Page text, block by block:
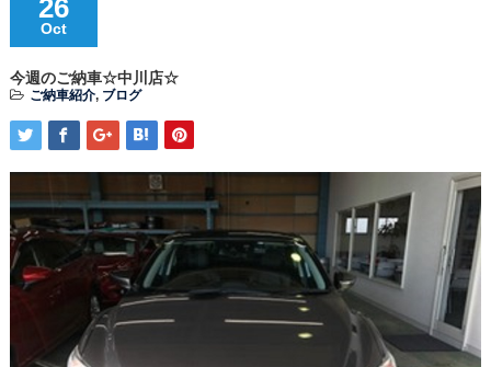
26
Oct
今週のご納車☆中川店☆
ご納車紹介, ブログ